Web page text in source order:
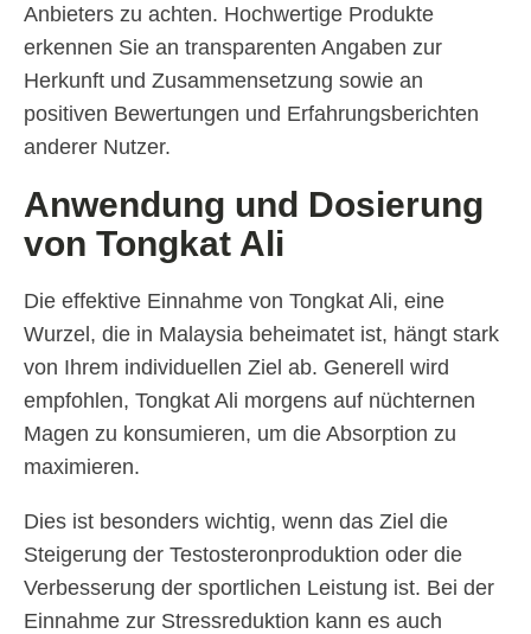
Anbieters zu achten. Hochwertige Produkte
erkennen Sie an transparenten Angaben zur
Herkunft und Zusammensetzung sowie an
positiven Bewertungen und Erfahrungsberichten
anderer Nutzer.
Anwendung und Dosierung
von Tongkat Ali
Die effektive Einnahme von Tongkat Ali, eine
Wurzel, die in Malaysia beheimatet ist, hängt stark
von Ihrem individuellen Ziel ab. Generell wird
empfohlen, Tongkat Ali morgens auf nüchternen
Magen zu konsumieren, um die Absorption zu
maximieren.
Dies ist besonders wichtig, wenn das Ziel die
Steigerung der Testosteronproduktion oder die
Verbesserung der sportlichen Leistung ist. Bei der
Einnahme zur Stressreduktion kann es auch